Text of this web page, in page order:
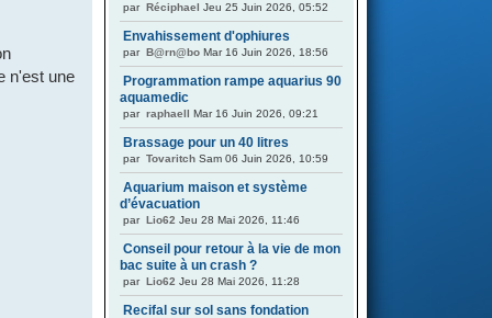
n'est une
par Réciphael Jeu 25 Juin 2026, 05:52
Envahissement d'ophiures
par B@rn@bo Mar 16 Juin 2026, 18:56
Programmation rampe aquarius 90
aquamedic
par raphaell Mar 16 Juin 2026, 09:21
Brassage pour un 40 litres
par Tovaritch Sam 06 Juin 2026, 10:59
Aquarium maison et système
d’évacuation
par Lio62 Jeu 28 Mai 2026, 11:46
Conseil pour retour à la vie de mon
bac suite à un crash ?
par Lio62 Jeu 28 Mai 2026, 11:28
Recifal sur sol sans fondation